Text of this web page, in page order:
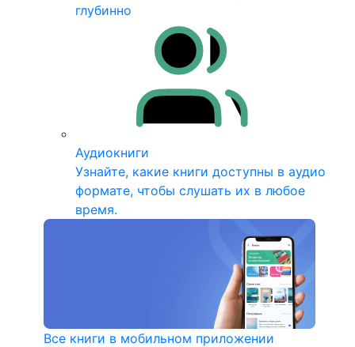
глубинно
Аудиокниги
Узнайте, какие книги доступны в аудио
формате, чтобы слушать их в любое
время.
Все книги в мобильном приложении